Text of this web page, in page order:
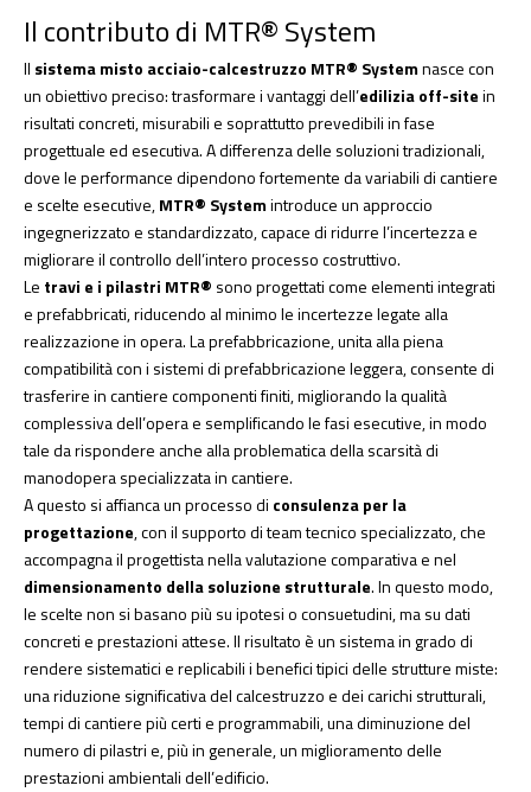
Il contributo di MTR® System
Il sistema misto acciaio-calcestruzzo MTR® Systemnasce con
un obiettivo preciso: trasformare i vantaggi dell’edilizia off-sitein
risultati concreti, misurabili e soprattutto prevedibili in fase
progettuale ed esecutiva. A differenza delle soluzioni tradizionali,
dove le performance dipendono fortemente da variabili di cantiere
e scelte esecutive,MTR® Systemintroduce un approccio
ingegnerizzato e standardizzato, capace di ridurre l’incertezza e
migliorare il controllo dell’intero processo costruttivo.
Le travi e i pilastri MTR® sono progettati come elementi integrati
e prefabbricati, riducendo al minimo le incertezze legate alla
realizzazione in opera. La prefabbricazione, unita alla piena
compatibilità con i sistemi di prefabbricazione leggera, consente di
trasferire in cantiere componenti finiti, migliorando la qualità
complessiva dell’opera e semplificando le fasi esecutive, in modo
tale da rispondere anche alla problematica della scarsità di
manodopera specializzata in cantiere.
A questo si affianca un processo di consulenza per la
progettazione, con il supporto di team tecnico specializzato, che
accompagna il progettista nella valutazione comparativa e nel
dimensionamento della soluzione strutturale. In questo modo,
le scelte non si basano più su ipotesi o consuetudini, ma su dati
concreti e prestazioni attese. Il risultato è un sistema in grado di
rendere sistematici e replicabili i benefici tipici delle strutture miste:
una riduzione significativa del calcestruzzo e dei carichi strutturali,
tempi di cantiere più certi e programmabili, una diminuzione del
numero di pilastri e, più in generale, un miglioramento delle
prestazioni ambientali dell’edificio.